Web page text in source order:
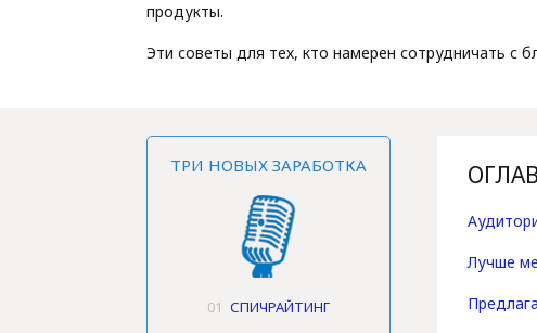
продукты.
Эти советы для тех, кто намерен сотрудничать с
ТРИ НОВЫХ ЗАРАБОТКА
01 СПИЧРАЙТИНГ
Лучше